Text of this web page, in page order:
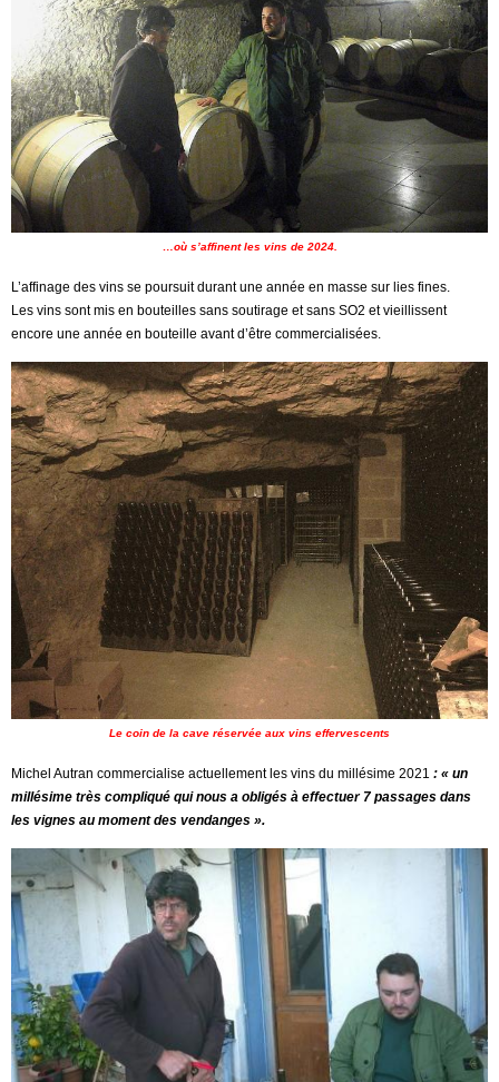
…où s’affinent les vins de 2024.
L’affinage des vins se poursuit durant une année en masse sur lies fines.
Les vins sont mis en bouteilles sans soutirage et sans SO2 et vieillissent
encore une année en bouteille avant d’être commercialisées.
Le coin de la cave réservée aux vins effervescents
Michel Autran commercialise actuellement les vins du millésime 2021 : « un
millésime très compliqué qui nous a obligés à effectuer 7 passages dans
les vignes au moment des vendanges ».